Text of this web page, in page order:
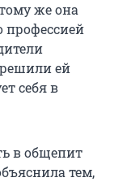
же она
профессией
ей
себя в
в общепит
тем,